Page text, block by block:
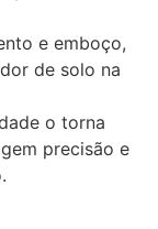
e emboço,
de solo na
o torna
precisão e